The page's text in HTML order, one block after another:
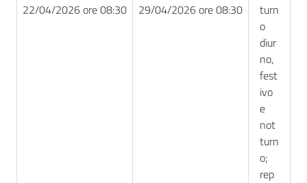
22/04/2026 ore 08:30 29/04/2026 ore 08:30
turn
o
diur
no,
fest
ivo
e
not
turn
o;
rep